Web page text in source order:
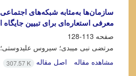
سازمان‌ها به‌مثابه شبکه‌های
معرفی استعاره‌ای برای تبیین
صفحه 113-128
مرتضی نبی میبدی؛ سیروس
مشاهده مقاله
اصل مقاله 307.57 K